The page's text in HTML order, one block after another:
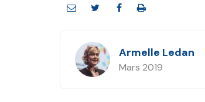
Armelle Ledan
Mars 2019